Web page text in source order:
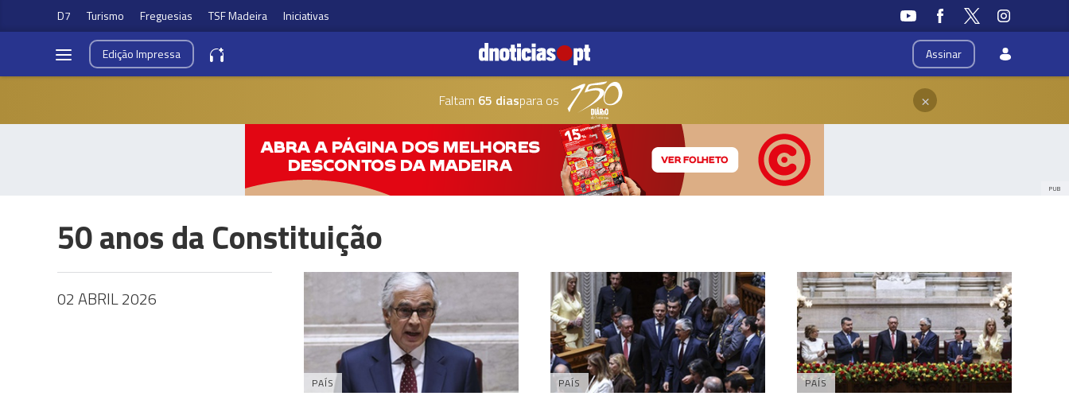
D7 Turismo Freguesias TSF Madeira Iniciativas
Assinar
EdiçãoImpressa
Faltam 65 diaspara os ×
PUB
50 anos da Constituição
02 ABRIL 2026
PAÍS PAÍS PAÍS